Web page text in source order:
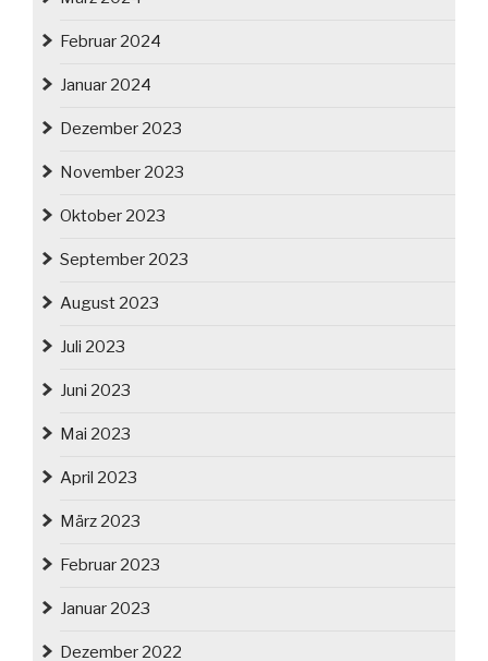
Februar 2024
Januar 2024
Dezember 2023
November 2023
Oktober 2023
September 2023
August 2023
Juli 2023
Juni 2023
Mai 2023
April 2023
März 2023
Februar 2023
Januar 2023
Dezember 2022